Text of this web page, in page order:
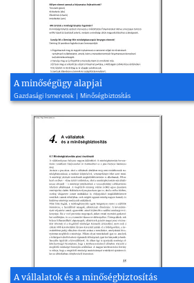
A minőségügy alapjai
Gazdasági Ismeretek | Minőségbiztosítás
A vállalatok és a minőségbiztosítás